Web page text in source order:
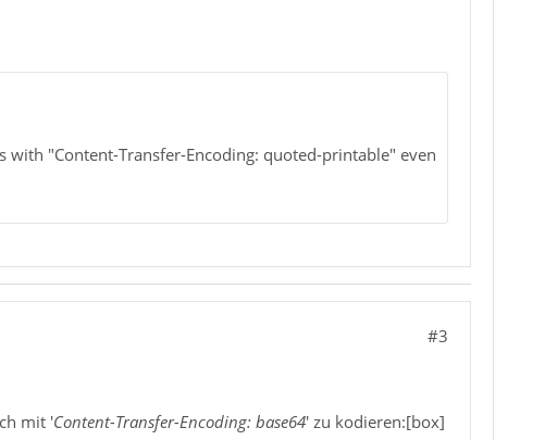
"Content-Transfer-Encoding: quoted-printable" even
#3
mit 'Content-Transfer-Encoding: base64' zu kodieren:[box]